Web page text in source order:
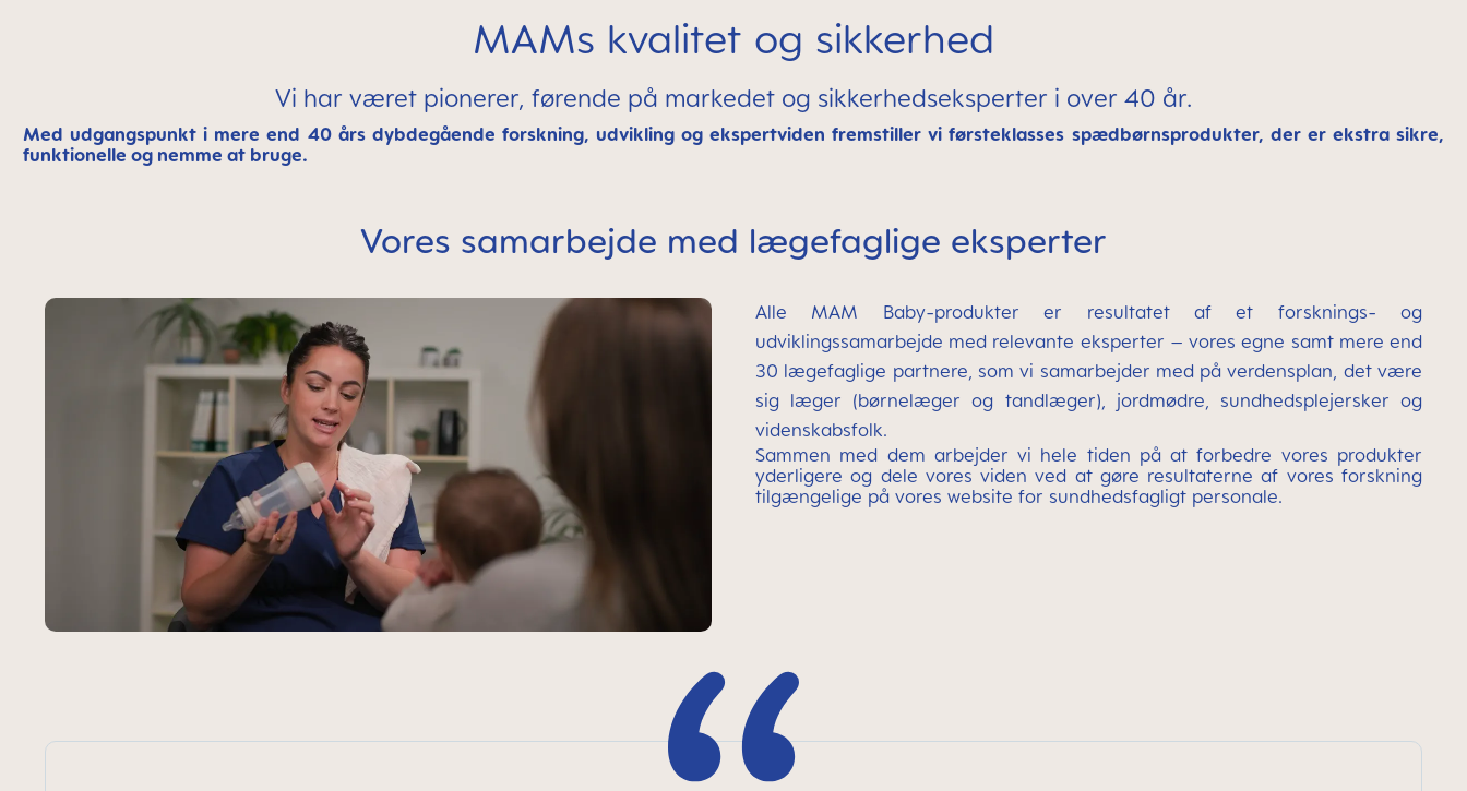
MAMs kvalitet og sikkerhed
Vi har været pionerer, førende på markedet og sikkerhedseksperter i over 40 år.
Med udgangspunkt i mere end 40 års dybdegående forskning, udvikling og ekspertviden fremstiller vi førsteklasses spædbørnsprodukter, der er ekstra sikre,
funktionelle og nemme at bruge.
Vores samarbejde med lægefaglige eksperter
Alle MAM Baby-produkter er resultatet af et forsknings- og
udviklingssamarbejde med relevante eksperter – vores egne samt mere end
30 lægefaglige partnere, som vi samarbejder med på verdensplan, det være
sig læger (børnelæger og tandlæger), jordmødre, sundhedsplejersker og
videnskabsfolk.
Sammen med dem arbejder vi hele tiden på at forbedre vores produkter
yderligere og dele vores viden ved at gøre resultaterne af vores forskning
tilgængelige på vores website for sundhedsfagligt personale.